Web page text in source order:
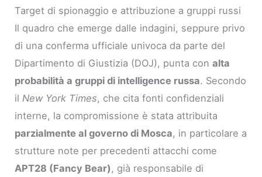
Target di spionaggio e attribuzione a gruppi russi
Il quadro che emerge dalle indagini, seppure privo
di una conferma ufficiale univoca da parte del
Dipartimento di Giustizia (DOJ), punta conalta
probabilità a gruppi di intelligence russa. Secondo
il New York Times, che cita fonti confidenziali
interne, la compromissione è stata attribuita
parzialmente al governo di Mosca, in particolare a
strutture note per precedenti attacchi come
APT28 (Fancy Bear) , già responsabile di